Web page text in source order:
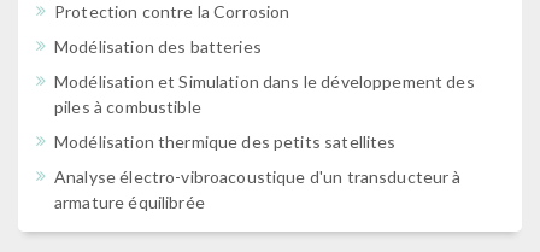
Protection contre la Corrosion
Modélisation des batteries
Modélisation et Simulation dans le développement des
piles à combustible
Modélisation thermique des petits satellites
Analyse électro-vibroacoustique d'un transducteur à
armature équilibrée